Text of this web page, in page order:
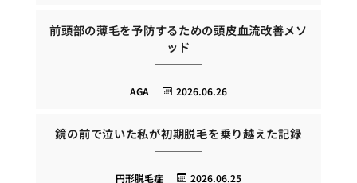
前頭部の薄毛を予防するための頭皮血流改善メソ
ッド
2026.06.26
AGA
鏡の前で泣いた私が初期脱毛を乗り越えた記録
2026.06.25
円形脱毛症